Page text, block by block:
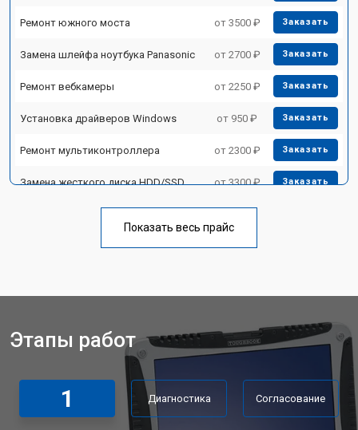
Ремонт южного моста от 3500 ₽ Заказать
Замена шлейфа ноутбука Panasonic от 2700 ₽ Заказать
Ремонт вебкамеры от 2250 ₽ Заказать
Установка драйверов Windows от 950 ₽ Заказать
Ремонт мультиконтроллера от 2300 ₽ Заказать
Замена жесткого диска HDD/SSD от 3300 ₽ Заказать
Замена тачпада ноутбука Panasonic от 1500 ₽
Замена материнской платы от 2300 ₽ Заказать
Замена матрицы ноутбука Panasonic
Замена Wi-Fi ноутбука Panasonic от 2200 ₽ Заказать
Показать весь прайс
Этапы работ
1 Диагностика Согласование